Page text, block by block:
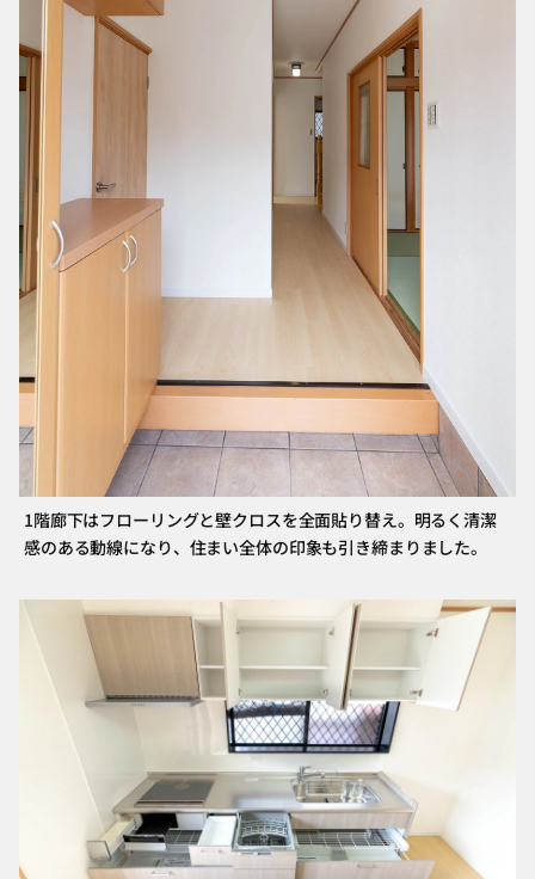
1階廊下はフローリングと壁クロスを全面貼り替え。明るく清潔
感のある動線になり、住まい全体の印象も引き締まりました。